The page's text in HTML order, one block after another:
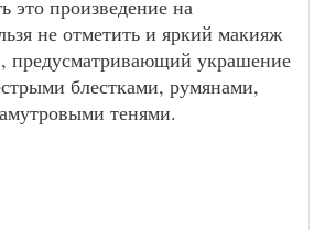
это произведение на
не отметить и яркий макияж
предусматривающий украшение
блестками, румянами,
тенями.